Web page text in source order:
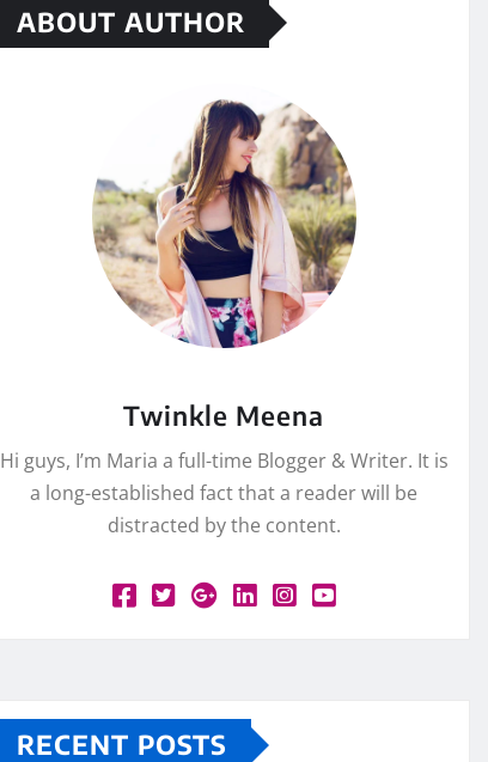
ABOUT AUTHOR
Twinkle Meena
Hi guys, I’m Maria a full-time Blogger & Writer. It is
a long-established fact that a reader will be
distracted by the content.
RECENT POSTS